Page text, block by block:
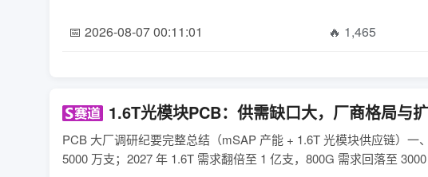
📅 2026-08-07 00:11:01 🔥 1,465
1.6T光模块PCB：供需缺口大，厂商格局与
PCB 大厂调研纪要完整总结（mSAP 产能 + 1.6T 光模块供应链）
5000 万支；2027 年 1.6T 需求翻倍至 1 亿支，800G 需求回落至